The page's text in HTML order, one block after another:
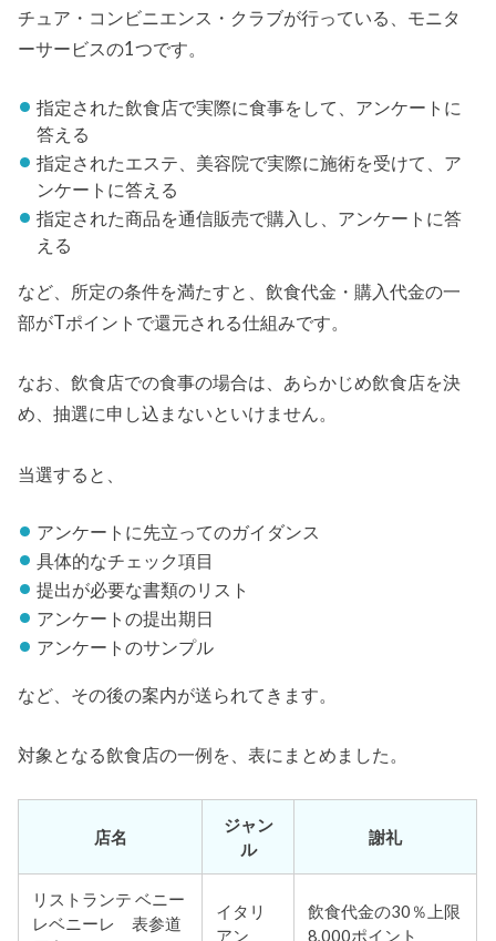
チュア・コンビニエンス・クラブが行っている、モニタ
ーサービスの1つです。
指定された飲食店で実際に食事をして、アンケートに
答える
指定されたエステ、美容院で実際に施術を受けて、ア
ンケートに答える
指定された商品を通信販売で購入し、アンケートに答
える
など、所定の条件を満たすと、飲食代金・購入代金の一
部がTポイントで還元される仕組みです。
なお、飲食店での食事の場合は、あらかじめ飲食店を決
め、抽選に申し込まないといけません。
当選すると、
アンケートに先立ってのガイダンス
具体的なチェック項目
提出が必要な書類のリスト
アンケートの提出期日
アンケートのサンプル
など、その後の案内が送られてきます。
対象となる飲食店の一例を、表にまとめました。
店名
ジャン
ル
謝礼
リストランテ ベニー
レベニーレ 表参道
イタリ
アン
飲食代金の30％上限
8,000ポイント